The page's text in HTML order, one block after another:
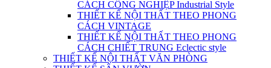
CÁCH CÔNG NGHIỆP Industrial Style
THIẾT KẾ NỘI THẤT THEO PHONG
CÁCH VINTAGE
THIẾT KẾ NỘI THẤT THEO PHONG
CÁCH CHIẾT TRUNG Eclectic style
THIẾT KẾ NỘI THẤT VĂN PHÒNG